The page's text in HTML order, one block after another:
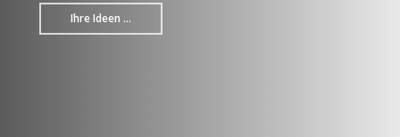
Ihre Ideen ...